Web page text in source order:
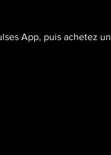
App, puis achetez un